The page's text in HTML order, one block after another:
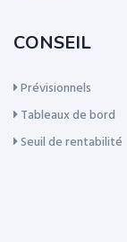
CONSEIL
Prévisionnels
Tableaux de bord
Seuil de rentabilité